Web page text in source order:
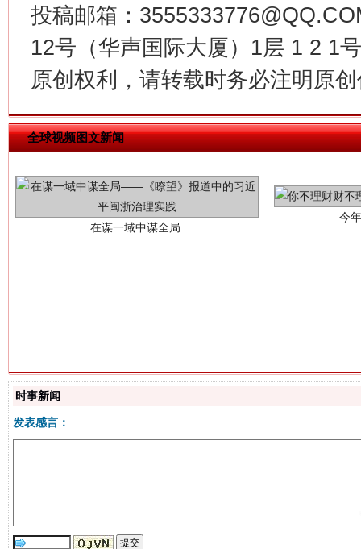
投稿邮箱：
12号（华声国际大厦）1层 1 2 1
原创权利，请转载时务必注明原
全球视频图文新闻
在谋一域中谋全局
今
时事新闻
发表感言：